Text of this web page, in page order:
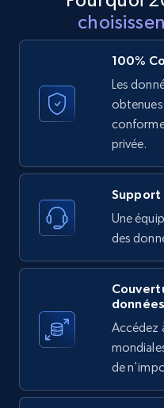
price, and more.
323+
Etsy - Collect data
URL, Product id,
Reviews count shop,
price, and more.
1.9K+ 323+
Etsy - Collects data
URL, Product id,
price, and more.
100%
Les
privée.
Une
des
données
Accédez
de